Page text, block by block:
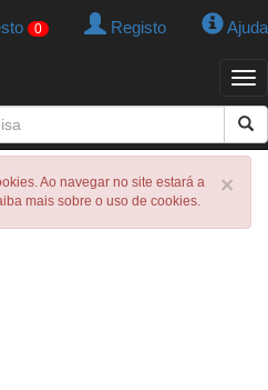
0 Registo Ajuda
×
Ao navegar no site estará a
mais sobre o uso de cookies.